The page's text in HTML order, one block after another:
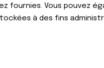
fournies. Vous pouvez
à des fins